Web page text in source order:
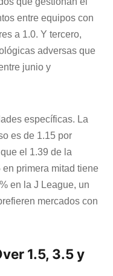
entre equipos con
a 1.0. Y tercero,
adversas que
junio y
específicas. La
es de 1.15 por
el 1.39 de la
primera mitad tiene
en la J League, un
mercados con
1.5, 3.5 y